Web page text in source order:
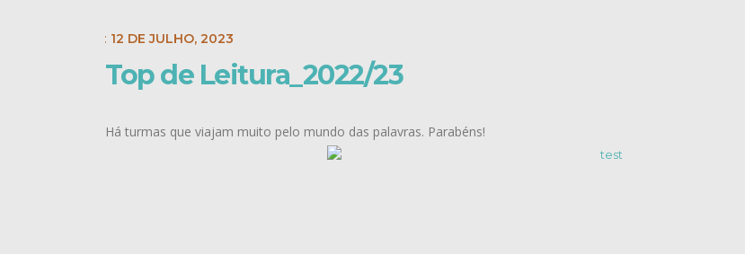
POST DATE: 12 DE JULHO, 2023
Top de Leitura_2022/23
Há turmas que viajam muito pelo mundo das palavras. Parabéns!